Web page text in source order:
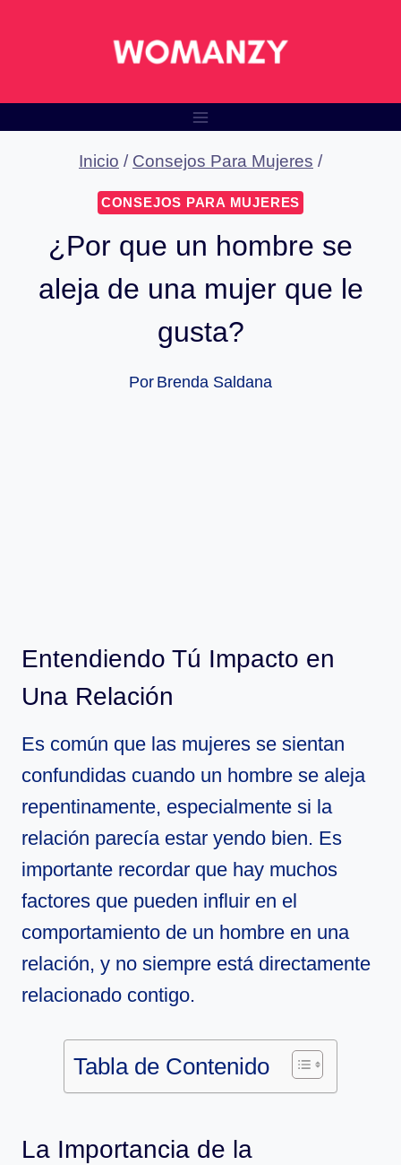
Inicio / Consejos Para Mujeres /
CONSEJOS PARA MUJERES
¿Por que un hombre se
aleja de una mujer que le
gusta?
Por Brenda Saldana
Entendiendo Tú Impacto en
Una Relación
Es común que las mujeres se sientan
confundidas cuando un hombre se aleja
repentinamente, especialmente si la
relación parecía estar yendo bien. Es
importante recordar que hay muchos
factores que pueden influir en el
comportamiento de un hombre en una
relación, y no siempre está directamente
relacionado contigo.
Tabla de Contenido
La Importancia de la